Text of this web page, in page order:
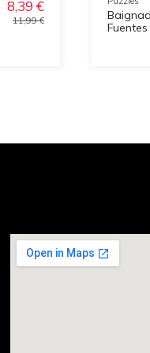
8,39 €
11,99 €